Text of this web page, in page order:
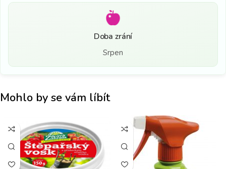
Doba zrání
Srpen
Mohlo by se vám líbít